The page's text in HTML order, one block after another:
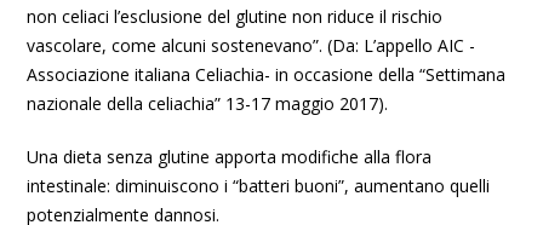
non celiaci l’esclusione del glutine non riduce il rischio
vascolare, come alcuni sostenevano”. (Da: L’appello AIC -
Associazione italiana Celiachia- in occasione della “Settimana
nazionale della celiachia” 13-17 maggio 2017).
Una dieta senza glutine apporta modifiche alla flora
intestinale: diminuiscono i “batteri buoni”, aumentano quelli
potenzialmente dannosi.